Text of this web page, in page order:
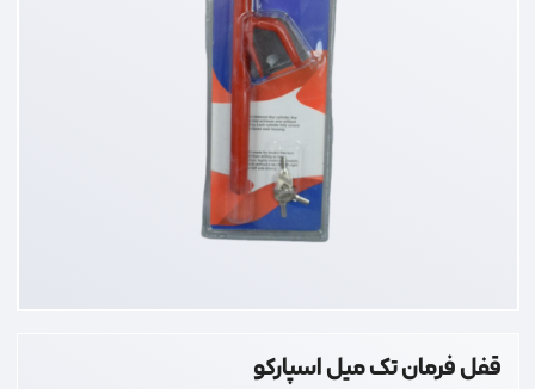
قفل فرمان تک میل اسپارکو